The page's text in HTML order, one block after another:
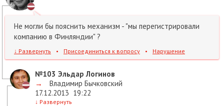
Не могли бы пояснить механизм - "мы перегистрировали
компанию в Финляндии" ?
↓ Развернуть • Присоединиться к вопросу • Нарушение
№103 Эльдар Логинов
→
Владимир Бычковский
17.12.2013 19:22
↓ Развернуть